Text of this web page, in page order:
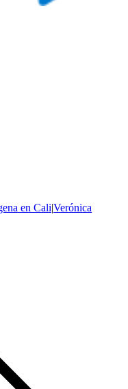
en Cali|Verónica